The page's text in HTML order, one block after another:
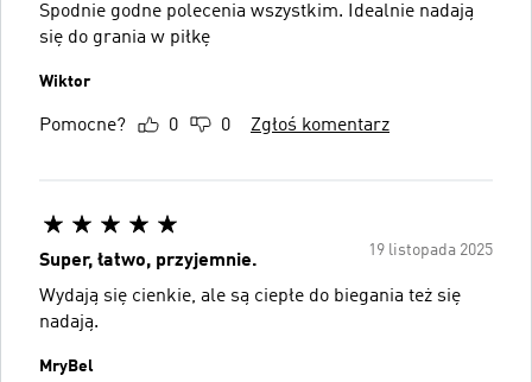
Spodnie godne polecenia wszystkim. Idealnie nadają
się do grania w piłkę
Wiktor
Pomocne? 0 0 Zgłoś komentarz
19 listopada 2025
Super, łatwo, przyjemnie.
Wydają się cienkie, ale są ciepłe do biegania też się
nadają.
MryBel